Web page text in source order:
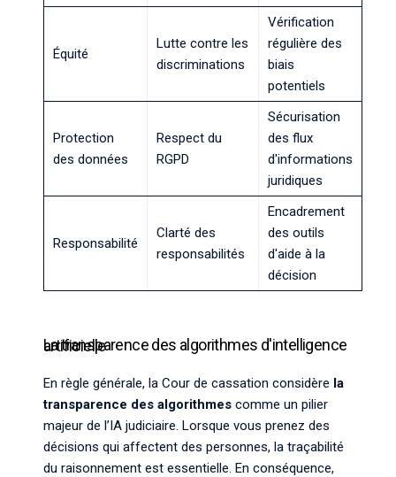
Équité
Lutte contre les
discriminations
Vérification
régulière des
biais
potentiels
Protection
des données
Respect du
RGPD
Sécurisation
des flux
d'informations
juridiques
Responsabilité
Clarté des
responsabilités
Encadrement
des outils
d'aide à la
décision
La transparence des algorithmes d'intelligence artificielle
En règle générale, la Cour de cassation considère la
transparence des algorithmes comme un pilier
majeur de l’IA judiciaire. Lorsque vous prenez des
décisions qui affectent des personnes, la traçabilité
du raisonnement est essentielle. En conséquence,